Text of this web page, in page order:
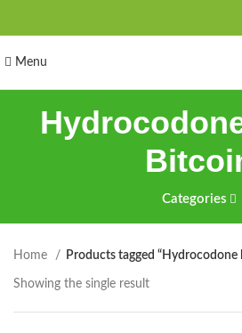
Menu
Categories
Home Products tagged “Hydrocodone
Showing the single result